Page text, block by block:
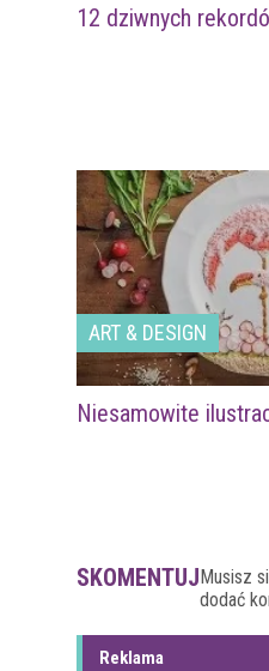
12 dziwnych
ART & DESIGN
Niesamowite
SKOMENTUJ Musisz
dodać
Reklama